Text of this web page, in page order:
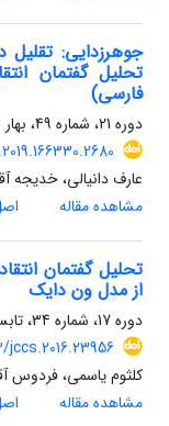
جوهرزدایی: تقلیل
تحلیل گفتمان
فارسی)
دوره 21، شماره 49، بهار 1399، صفحه
عارف دانیالی، خدیجه
مشاهده مقاله
تحلیل گفتمان
از مدل ون دایک
دوره 17، شماره 34، تابستان 1395، صفحه
jccs.2016.23956
کلثوم یاسمی، فردوس
مشاهده مقاله